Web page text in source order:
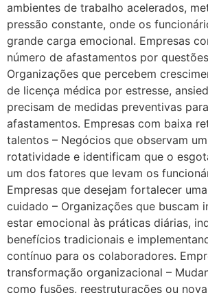
ambientes de trabalho acelerados,
pressão constante, onde os
grande carga emocional. Empresas
número de afastamentos por
Organizações que percebem
de licença médica por estresse,
precisam de medidas preventivas
afastamentos. Empresas com baixa
talentos – Negócios que observam
rotatividade e identificam que o
um dos fatores que levam os
Empresas que desejam fortalecer
cuidado – Organizações que buscam
estar emocional às práticas diárias,
benefícios tradicionais e
contínuo para os colaboradores.
transformação organizacional –
como fusões, reestruturações ou